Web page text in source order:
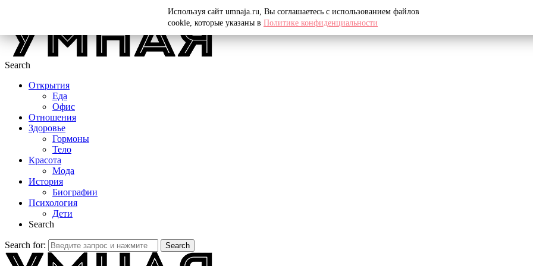
Search
Открытия
Еда
Офис
Отношения
Здоровье
Гормоны
Тело
Красота
Мода
История
Биографии
Психология
Дети
Search
Search for: Search
Используя сайт umnaja.ru, Вы соглашаетесь с использованием файлов
cookie, которые указаны в Политике конфиденциальности